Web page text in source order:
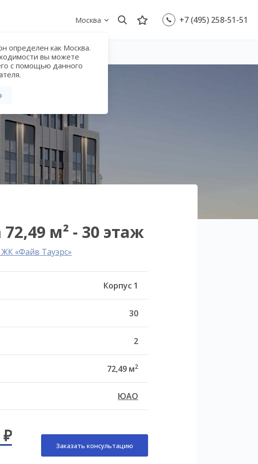
Москва
определен как Москва.
вы можете
с помощью данного
+7 (495) 258-51-51
м² - 30 этаж
«Файв Тауэрс»
Корпус 1
30
2
72,49 м2
ЮАО
Заказать консультацию